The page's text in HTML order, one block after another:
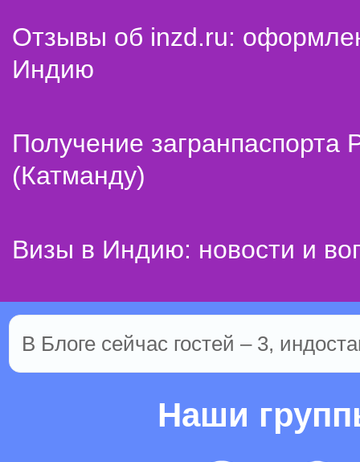
Отзывы об inzd.ru:
Индию
Получение
(Катманду)
Визы в Индию: новости и
В Блоге сейчас гостей – 3,
Наши